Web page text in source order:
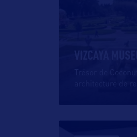
VIZCAYA
architecture de